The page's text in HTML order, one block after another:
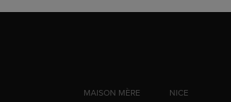
MAISON MÈRE NICE